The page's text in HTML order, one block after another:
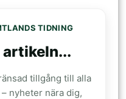
TIDNING
tillgång till alla
nyheter nära dig,